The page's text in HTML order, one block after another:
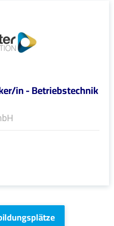
in - Betriebstechnik